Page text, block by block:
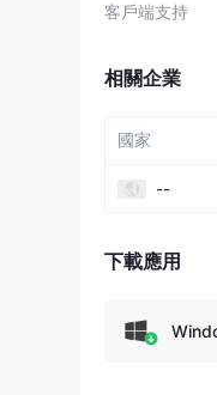
iOS 和Android
論其首選設備
研究和教育
題，從平台
客戶服務
解決方案。
客戶端支持
相關企業
國家
--
下載應用